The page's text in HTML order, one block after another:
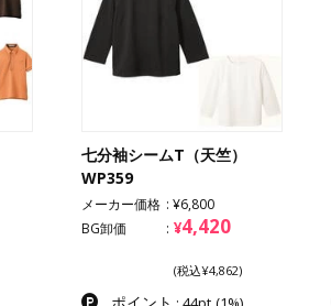
七分袖シームT（天竺）
WP359
メーカー価格
¥6,800
BG卸価
¥4,420
(税込¥4,862)